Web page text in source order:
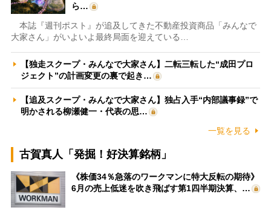
ら…
本誌『週刊ポスト』が追及してきた不動産投資商品「みんなで
大家さん」がいよいよ最終局面を迎えている…
【独走スクープ・みんなで大家さん】二転三転した“成田プロ
ジェクト”の計画変更の裏で起き…
【追及スクープ・みんなで大家さん】独占入手“内部議事録”で
明かされる柳瀬健一・代表の思…
一覧を見る
古賀真人「発掘！好決算銘柄」
《株価34％急落のワークマンに特大反転の期待》
6月の売上低迷を吹き飛ばす第1四半期決算、…